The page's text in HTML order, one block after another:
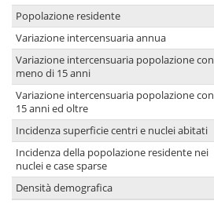
Popolazione residente
Variazione intercensuaria annua
Variazione intercensuaria popolazione con
meno di 15 anni
Variazione intercensuaria popolazione con
15 anni ed oltre
Incidenza superficie centri e nuclei abitati
Incidenza della popolazione residente nei
nuclei e case sparse
Densità demografica